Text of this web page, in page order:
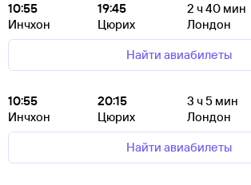
10:55
Инчхон
19:45
Цюрих
2 ч 40 мин
Лондон
Найти авиабилеты
10:55
Инчхон
20:15
Цюрих
3 ч 5 мин
Лондон
Найти авиабилеты